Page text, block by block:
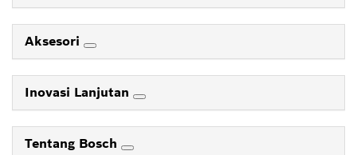
Aksesori
Inovasi Lanjutan
Tentang Bosch